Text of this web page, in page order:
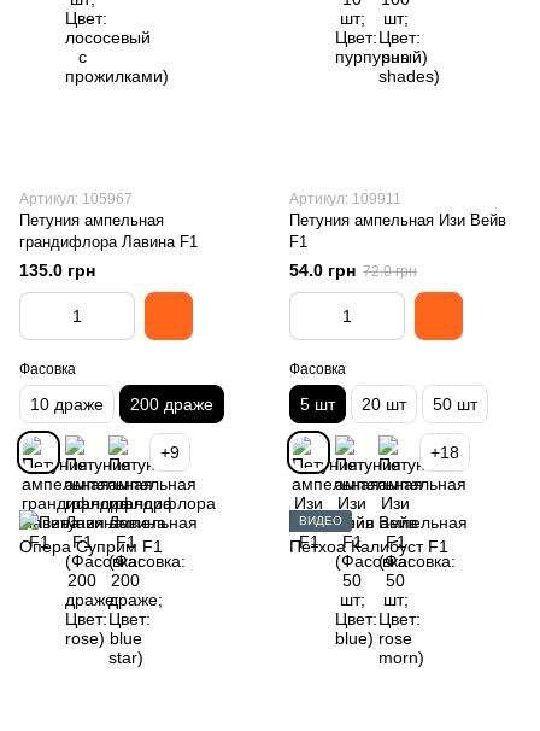
Артикул: 105967
Петуния ампельная
грандифлора Лавина F1
135.0 грн
Фасовка
10 драже 200 драже
+9
Артикул: 109911
Петуния ампельная Изи Вейв
F1
54.0 грн 72.0 грн
Фасовка
5 шт 20 шт 50 шт
+18
ВИДЕО